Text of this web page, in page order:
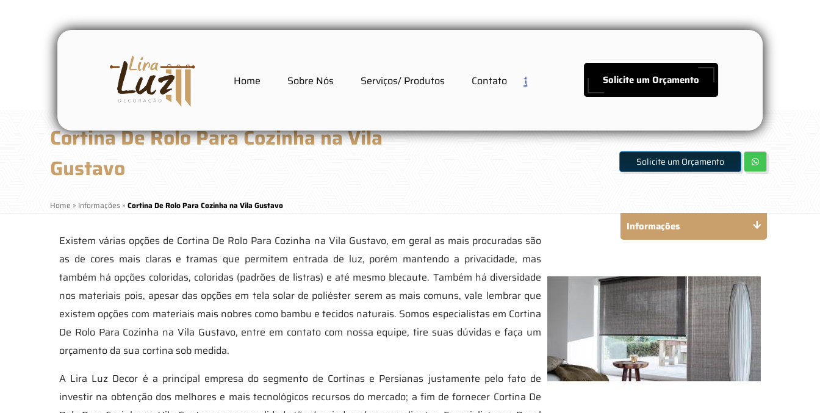
Home Sobre Nós Serviços/ Produtos Contato Solicite um Orçamento
Cortina De Rolo Para Cozinha na Vila
Gustavo
Home » Informações »Cortina De Rolo Para Cozinha na Vila Gustavo
Solicite um Orçamento
Existem várias opções de Cortina De Rolo Para Cozinha na Vila Gustavo, em geral as mais procuradas são
as de cores mais claras e tramas que permitem entrada de luz, porém mantendo a privacidade, mas
também há opções coloridas, coloridas (padrões de listras) e até mesmo blecaute. Também há diversidade
nos materiais pois, apesar das opções em tela solar de poliéster serem as mais comuns, vale lembrar que
existem opções com materiais mais nobres como bambu e tecidos naturais. Somos especialistas em Cortina
De Rolo Para Cozinha na Vila Gustavo, entre em contato com nossa equipe, tire suas dúvidas e faça um
orçamento da sua cortina sob medida.
A Lira Luz Decor é a principal empresa do segmento de Cortinas e Persianas justamente pelo fato de
investir na obtenção dos melhores e mais tecnológicos recursos do mercado; a fim de fornecer Cortina De
Informações